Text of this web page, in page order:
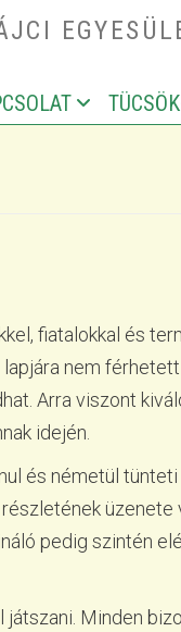
fiatalokkal és
nem
Arra viszont
idején.
és németül
üzenete
pedig szintén
Minden